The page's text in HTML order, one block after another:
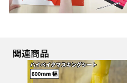
関連商品